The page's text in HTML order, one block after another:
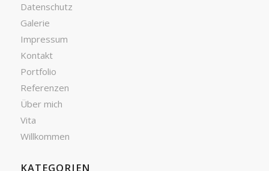
Datenschutz
Galerie
Impressum
Kontakt
Portfolio
Referenzen
Über mich
Vita
Willkommen
KATEGORIEN